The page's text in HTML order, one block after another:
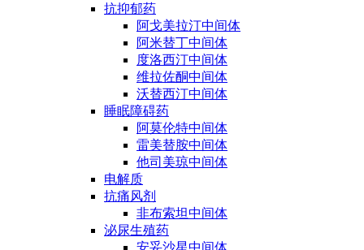
抗抑郁药
阿戈美拉汀中间体
阿米替丁中间体
度洛西汀中间体
维拉佐酮中间体
沃替西汀中间体
睡眠障碍药
阿莫伦特中间体
雷美替胺中间体
他司美琼中间体
电解质
抗痛风剂
非布索坦中间体
泌尿生殖药